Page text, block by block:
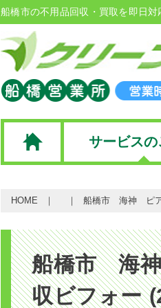
船橋市の不用品回収・買取を即日
サービスの
HOME 船橋市 海神 ピア
船橋市 海
収ビフォー